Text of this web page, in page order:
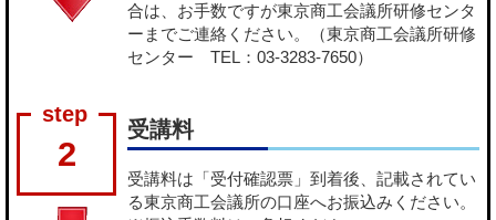
合は、お手数ですが東京商工会議所研修センタ
ーまでご連絡ください。（東京商工会議所研修
センター TEL：03-3283-7650）
2
受講料
受講料は「受付確認票」到着後、記載されてい
る東京商工会議所の口座へお振込みください。